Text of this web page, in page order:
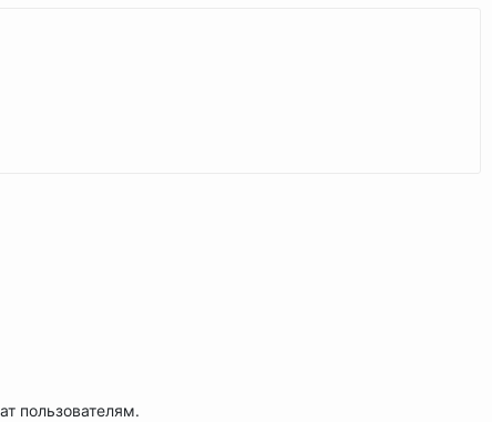
пользователям.